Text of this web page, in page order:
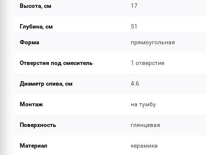
Высота, см 17
Глубина, см 51
Форма прямоугольная
Отверстия под смеситель 1 отверстие
Диаметр слива, см 4.6
Монтаж на тумбу
Поверхность глянцевая
Материал керамика